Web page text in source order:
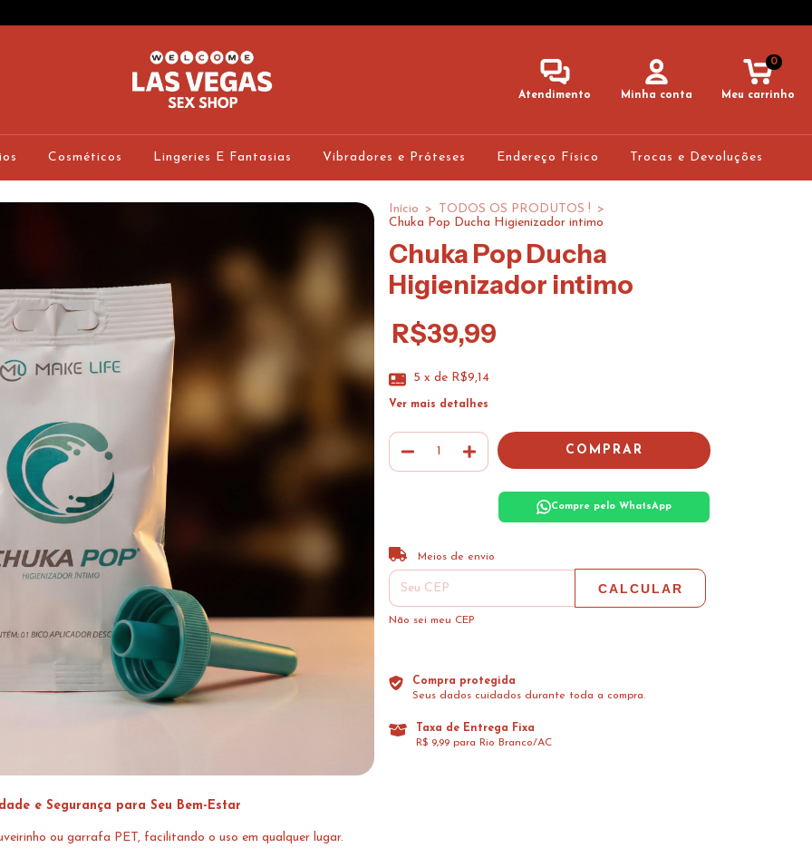
Atendimento Minha conta Meu carrinho
0
Cosméticos Lingeries E Fantasias Vibradores e Próteses Endereço Físico Trocas e Devoluções
e Segurança para Seu Bem-Estar
ou garrafa PET, facilitando o uso em qualquer lugar.
Início > TODOS OS PRODUTOS ! >
Chuka Pop Ducha Higienizador intimo
Chuka Pop Ducha
Higienizador intimo
R$39,99
5 x de R$9,14
Ver mais detalhes
Compre pelo WhatsApp
Entregas para o CEP:
Meios de envio
CALCULAR
Não sei meu CEP
Compra protegida
Seus dados cuidados durante toda a compra.
Taxa de Entrega Fixa
R$ 9,99 para Rio Branco/AC